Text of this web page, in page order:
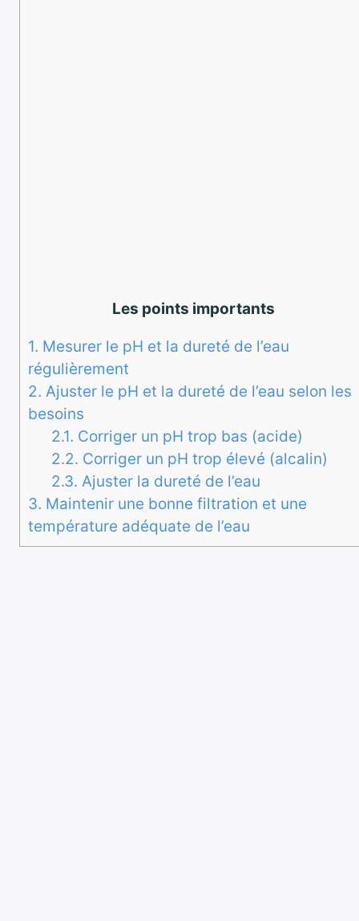
Les points importants
1. Mesurer le pH et la dureté de l’eau
régulièrement
2. Ajuster le pH et la dureté de l’eau selon les
besoins
2.1. Corriger un pH trop bas (acide)
2.2. Corriger un pH trop élevé (alcalin)
2.3. Ajuster la dureté de l’eau
3. Maintenir une bonne filtration et une
température adéquate de l’eau